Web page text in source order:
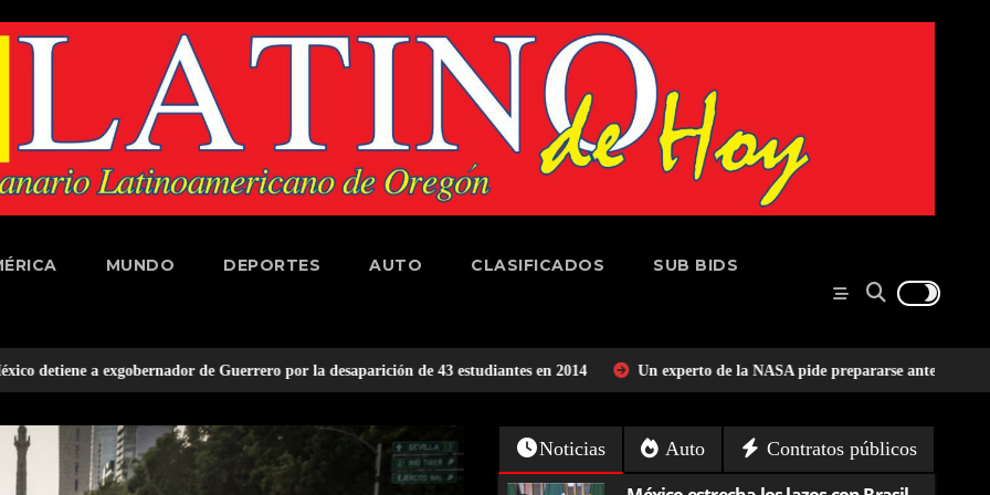
MUNDO DEPORTES AUTO CLASIFICADOS SUB BIDS
de Guerrero por la desaparición de 43 estudiantes en 2014 Un experto de la NASA pide prepararse ante los riesgos del impacto de
Noticias Auto Contratos públicos